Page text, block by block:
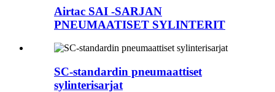
Airtac SAI -SARJAN
PNEUMAATISET SYLINTERIT
SC-standardin pneumaattiset
sylinterisarjat